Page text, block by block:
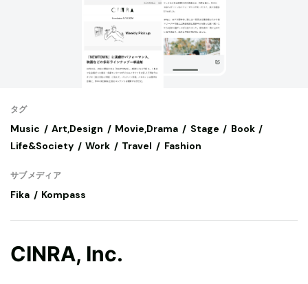
タグ
Music Art,Design Movie,Drama Stage
Book
Life&Society
Work Travel Fashion
サブメディア
Fika Kompass
CINRA, Inc.